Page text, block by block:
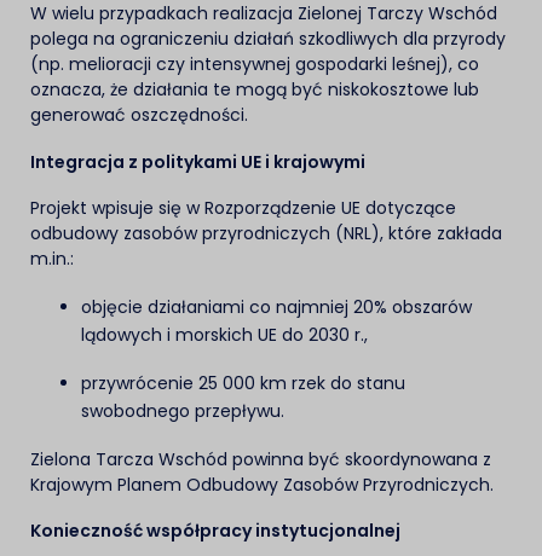
W wielu przypadkach realizacja Zielonej Tarczy Wschód
polega na ograniczeniu działań szkodliwych dla przyrody
(np. melioracji czy intensywnej gospodarki leśnej), co
oznacza, że działania te mogą być niskokosztowe lub
generować oszczędności.
Integracja z politykami UE i krajowymi
Projekt wpisuje się w Rozporządzenie UE dotyczące
odbudowy zasobów przyrodniczych (NRL), które zakłada
m.in.:
objęcie działaniami co najmniej 20% obszarów
lądowych i morskich UE do 2030 r.,
przywrócenie 25 000 km rzek do stanu
swobodnego przepływu.
Zielona Tarcza Wschód powinna być skoordynowana z
Krajowym Planem Odbudowy Zasobów Przyrodniczych.
Konieczność współpracy instytucjonalnej